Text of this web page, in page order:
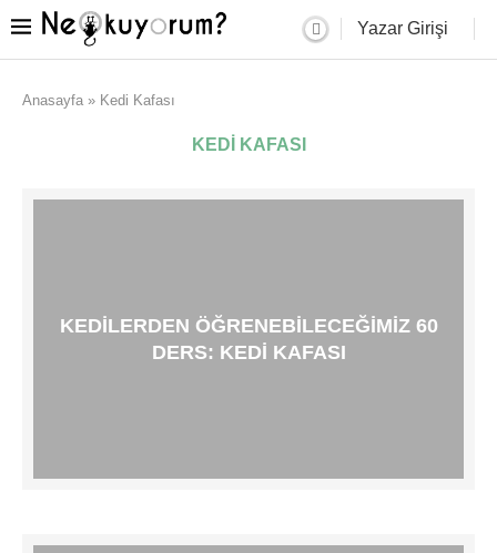
Yazar Girişi
Anasayfa » Kedi Kafası
KEDI KAFASI
KEDILERDEN ÖĞRENEBILECEĞIMIZ 60
DERS: KEDI KAFASI